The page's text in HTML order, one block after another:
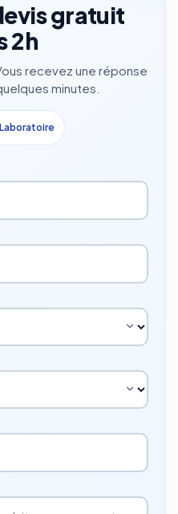
gratuit
2h
recevez une réponse
minutes.